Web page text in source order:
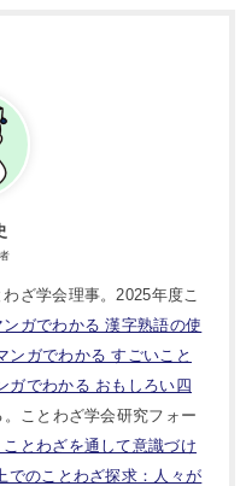
ざ学会理事。2025年度こ
ンガでわかる 漢字熟語の使
ンガでわかる すごいこと
ガでわかる おもしろい四
ことわざ学会研究フォー
とわざを通して意識づけ
でのことわざ探求：人々が